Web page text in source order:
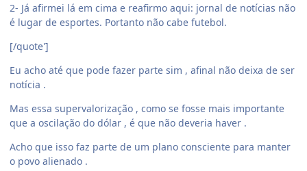
2- Já afirmei lá em cima e reafirmo aqui: jornal de notícias não
é lugar de esportes. Portanto não cabe futebol.
[/quote']
Eu acho até que pode fazer parte sim , afinal não deixa de ser
notícia .
Mas essa supervalorização , como se fosse mais importante
que a oscilação do dólar , é que não deveria haver .
Acho que isso faz parte de um plano consciente para manter
o povo alienado .